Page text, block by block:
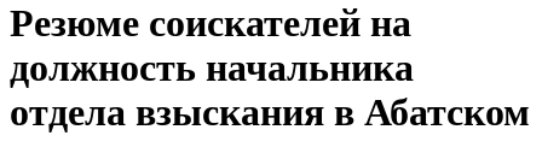
Резюме соискателей на
должность начальника
отдела взыскания в Абатском